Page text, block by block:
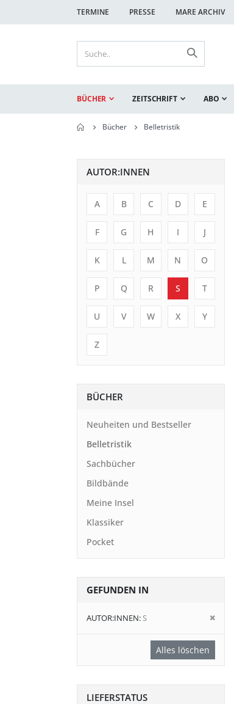
TERMINE PRESSE MARE ARCHIV
BÜCHER ZEITSCHRIFT ABO
Bücher Belletristik
AUTOR:INNEN
A B C D E
F G H I J
K L M N O
P Q R S T
U V W X Y
Z
BÜCHER
Neuheiten und Bestseller
Belletristik
Sachbücher
Bildbände
Meine Insel
Klassiker
Pocket
GEFUNDEN IN
AUTOR:INNEN S
Diesen
Alles löschen
LIEFERSTATUS